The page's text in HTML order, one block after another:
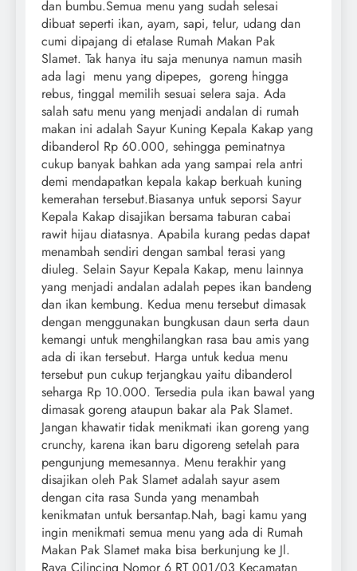
dan bumbu.Semua menu yang sudah selesai
dibuat seperti ikan, ayam, sapi, telur, udang dan
cumi dipajang di etalase Rumah Makan Pak
Slamet. Tak hanya itu saja menunya namun masih
ada lagi menu yang dipepes, goreng hingga
rebus, tinggal memilih sesuai selera saja. Ada
salah satu menu yang menjadi andalan di rumah
makan ini adalah Sayur Kuning Kepala Kakap yang
dibanderol Rp 60.000, sehingga peminatnya
cukup banyak bahkan ada yang sampai rela antri
demi mendapatkan kepala kakap berkuah kuning
kemerahan tersebut.Biasanya untuk seporsi Sayur
Kepala Kakap disajikan bersama taburan cabai
rawit hijau diatasnya. Apabila kurang pedas dapat
menambah sendiri dengan sambal terasi yang
diuleg. Selain Sayur Kepala Kakap, menu lainnya
yang menjadi andalan adalah pepes ikan bandeng
dan ikan kembung. Kedua menu tersebut dimasak
dengan menggunakan bungkusan daun serta daun
kemangi untuk menghilangkan rasa bau amis yang
ada di ikan tersebut. Harga untuk kedua menu
tersebut pun cukup terjangkau yaitu dibanderol
seharga Rp 10.000. Tersedia pula ikan bawal yang
dimasak goreng ataupun bakar ala Pak Slamet.
Jangan khawatir tidak menikmati ikan goreng yang
crunchy, karena ikan baru digoreng setelah para
pengunjung memesannya. Menu terakhir yang
disajikan oleh Pak Slamet adalah sayur asem
dengan cita rasa Sunda yang menambah
kenikmatan untuk bersantap.Nah, bagi kamu yang
ingin menikmati semua menu yang ada di Rumah
Makan Pak Slamet maka bisa berkunjung ke Jl.